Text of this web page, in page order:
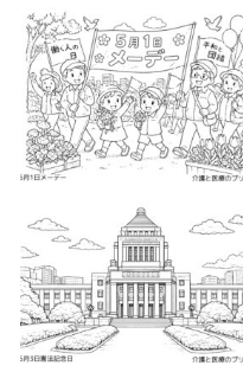
2026-04-26
2026-04-27